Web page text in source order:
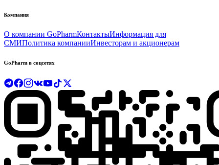
Компания
О компании GoPharmКонтактыИнформация для
СМИПолитика компанииИнвесторам и акционерам
GoPharm в соцсетях